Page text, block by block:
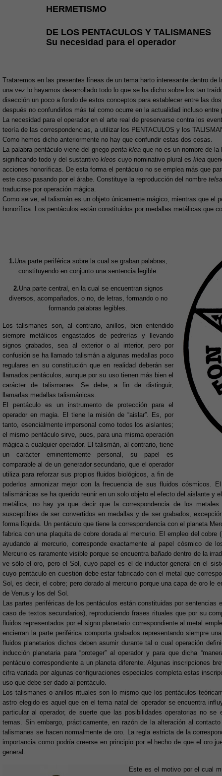
HERMETISMO
DE LOS PENTACULOS Y TALISMANES
Su necesidad para el operador
Trataremos en las presentes líneas de un tema harto interesante dentro
una vez lo hayamos desarrollado todo lo que se ha dicho sobre los tan
disección un poco a fondo de estos conceptos para establecer entre las
después no confundirlos más tal como ocurre en la actualidad incluso
La necesidad para el operador en el arte real de preservarse contra los
teoría de las correspondencias, a utilizar los PENTACULOS y los
Como hemos dicho anteriormente no hay que confundir estas dos cosas.
La palabra pentáculo viene del griego penta-klea que no es un nombre de
significando todo y del sustantivo kleos cuyo nominativo plural es klea
acciones honoríficas. De esta forma el pentáculo no se emplea más que
este caso pasando por el árabe. Constituye la reproducción del nombre
traducirse por operación mágica.
Como se ve, el talismán es un objeto únicamente mágico, mientras que el
honorífica. Los pentáculos están constituidos por medallas metálicas que
1.Una parte periférica sobre la cual se graban palabras,
constituyendo en conjunto una sentencia legible.
2.Una parte central, en la cual se encuentran signos
diversos, acompañados, o no, de letras, formando o no
formando palabras legibles.
Los talismanes son, al contrario, anillos, bien entendido
siempre metálicos engastados de pedrerías y llevando
signos grabados, sea al exterior o al interior, pero por
confusión se ha llamado talismán a algunas medallas poco
regulares en su constitución que en realidad deberán ser
llamados pentáculos, aunque por su uso tienen más bien el
carácter de talismanes. Se debe, a fin de distinguir,
llamarlas medallas talismánicas.
El pentáculo es un instrumento de protección para el
operador en magia. El tiene la misión de “aislar”. Es, por
tanto, esencialmente impersonal como todos los aislantes;
el mismo pentáculo sirve, pues, para una misma operación
mágica a cualquier operador. El talismán, al contrario, tiene
un carácter eminentemente personal, su papel es
comparable al de un generador secundario, que el operador
utiliza para reforzar sus propios fluidos biológicos, a fin de
poderlos armonizar mejor con la frecuencia de sus fluidos cósmicos.
talismánicas se ha querido reunir en un solo objeto el efecto del aislante y
metálica, no hay ya que decir que la correspondencia de los
susceptibles de ser convertidos en medallas y de ser grabados,
forma líquida. Un pentáculo que tiene la correspondencia con el planeta
fabrica con una plaquita de cobre dorada al mercurio. El empleo del
ayudando al mercurio, corresponde exactamente al papel cósmico de
Mercurio es raramente visible porque se encuentra bañado dentro de la
ve sólo el oro, pero el Sol, cuyo papel es el de inductor general en el
cuyo pentáculo en cuestión debe estar fabricado con el metal que
Sol, es decir, el cobre; pero dorado al mercurio porque una capa de oro
de Venus y los del Sol.
Las partes periféricas de los pentáculos están constituidas por
caso de textos secundarios), reproduciendo frases rituales que por su
fluidos representados por el signo planetario correspondiente al metal
encierran la parte periférica comporta grabados representando siempre
fluidos planetarios dichos deben asumir durante tal o cual operación
inducción planetaria para “proteger” al operador y para que dicha
pentáculo correspondiente a un planeta diferente. Algunas inscripciones
cifra variada por algunas configuraciones especiales completa estas
uso que debe ser dado al pentáculo.
Los talismanes o anillos rituales son lo mismo que los pentáculos
astro elegido es aquel que en el tema natal del operador se encuentra
particular al operador, de suerte que las posibilidades operatorias no
temas. Sin embargo, prácticamente, en razón de la alteración al
talismanes se hacen normalmente de oro. La regla estricta de la
importancia como podría creerse en principio por el hecho de que el oro
general.
Este es el motivo por el cual